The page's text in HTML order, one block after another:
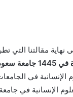
نهاية مقالتنا التي
في
الإنسانية في